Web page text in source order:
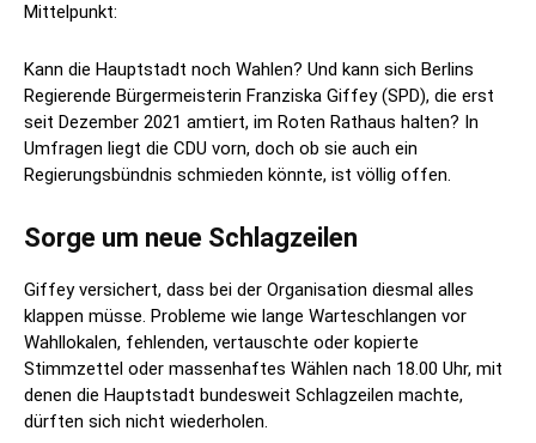
Mittelpunkt:
Kann die Hauptstadt noch Wahlen? Und kann sich Berlins
Regierende Bürgermeisterin Franziska Giffey (SPD), die erst
seit Dezember 2021 amtiert, im Roten Rathaus halten? In
Umfragen liegt die CDU vorn, doch ob sie auch ein
Regierungsbündnis schmieden könnte, ist völlig offen.
Sorge um neue Schlagzeilen
Giffey versichert, dass bei der Organisation diesmal alles
klappen müsse. Probleme wie lange Warteschlangen vor
Wahllokalen, fehlenden, vertauschte oder kopierte
Stimmzettel oder massenhaftes Wählen nach 18.00 Uhr, mit
denen die Hauptstadt bundesweit Schlagzeilen machte,
dürften sich nicht wiederholen.